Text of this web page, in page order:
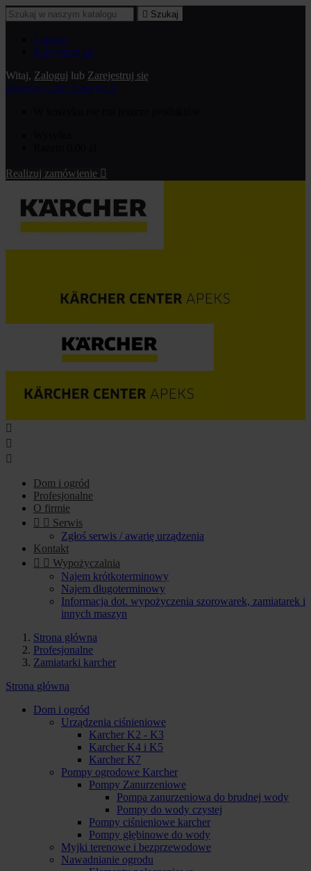
 Szukaj
Zaloguj
Zarejestruj się
Witaj, Zaloguj lub Zarejestruj się
shopping_cart Koszyk: 0
Realizuj zamówienie 



Dom i ogród
Profesjonalne
O firmie
  Serwis
Zgłoś serwis / awarię urządzenia
Kontakt
  Wypożyczalnia
Najem krótkoterminowy
Najem długoterminowy
Informacja dot. wypożyczenia szorowarek, zamiatarek i
innych maszyn
Strona główna
Profesjonalne
Zamiatarki karcher
Strona główna
Dom i ogród
Urządzenia ciśnieniowe
Karcher K2 - K3
Karcher K4 i K5
Karcher K7
Pompy ogrodowe Karcher
Pompy Zanurzeniowe
Pompa zanurzeniowa do brudnej wody
Pompy do wody czystej
Pompy ciśnieniowe karcher
Pompy głębinowe do wody
Myjki terenowe i bezprzewodowe
Nawadnianie ogrodu